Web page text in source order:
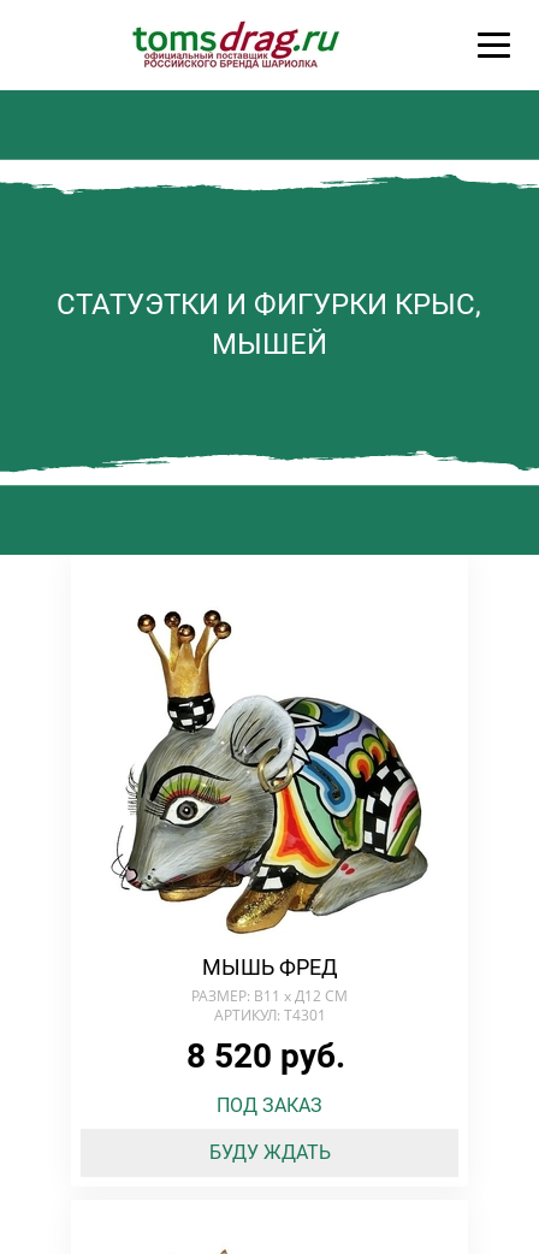
СТАТУЭТКИ И ФИГУРКИ КРЫС,
МЫШЕЙ
МЫШЬ ФРЕД
РАЗМЕР: В11 х Д12 СМ
АРТИКУЛ: T4301
8 520 руб.
ПОД ЗАКАЗ
БУДУ ЖДАТЬ